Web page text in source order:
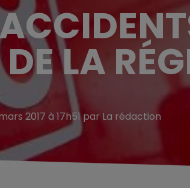
LA
2017 à 17h51 par La rédaction